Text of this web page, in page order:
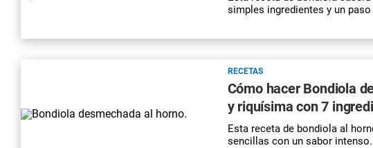
simples ingredientes y un
RECETAS
Cómo hacer Bondiola
y riquísima con 7
Esta receta de bondiola al
sencillas con un sabor intenso.